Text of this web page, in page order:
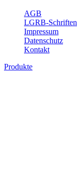
AGB
LGRB-Schriften
Impressum
Datenschutz
Kontakt
Produkte